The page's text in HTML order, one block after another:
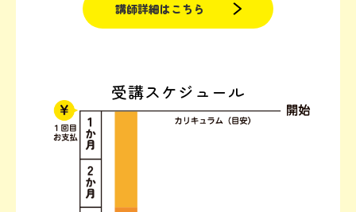
講師詳細はこちら
受講スケジュール